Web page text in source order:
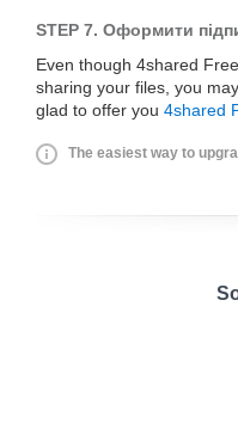
STEP 7. Оформити
Even though 4shared
sharing your files, you
glad to offer you 4shared
The easiest way to